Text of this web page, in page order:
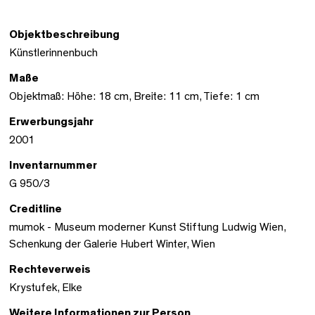
Objektbeschreibung
Künstlerinnenbuch
Maße
Objektmaß: Höhe: 18 cm, Breite: 11 cm, Tiefe: 1 cm
Erwerbungsjahr
2001
Inventarnummer
G 950/3
Creditline
mumok - Museum moderner Kunst Stiftung Ludwig Wien,
Schenkung der Galerie Hubert Winter, Wien
Rechteverweis
Krystufek, Elke